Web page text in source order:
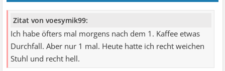
Zitat von voesymik99:
Ich habe öfters mal morgens nach dem 1. Kaffee etwas
Durchfall. Aber nur 1 mal. Heute hatte ich recht weichen
Stuhl und recht hell.